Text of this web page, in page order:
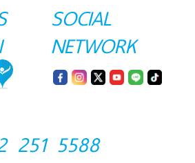
SOCIAL
NETWORK
251 5588